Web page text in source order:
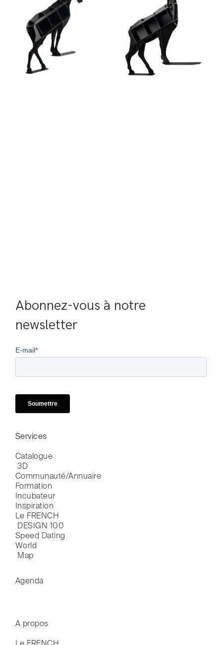
Abonnez-vous à notre
newsletter
Services
Catalogue
3D
Communauté/Annuaire
Formation
Incubateur
Inspiration
Le FRENCH
DESIGN 100
Speed Dating
World
Map
Agenda
A propos